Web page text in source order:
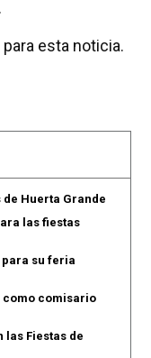
esta noticia.
Huerta Grande
las fiestas
su feria
como comisario
las Fiestas de